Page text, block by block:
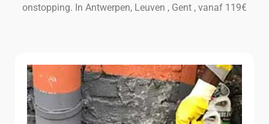
onstopping. In Antwerpen, Leuven , Gent , vanaf 119€